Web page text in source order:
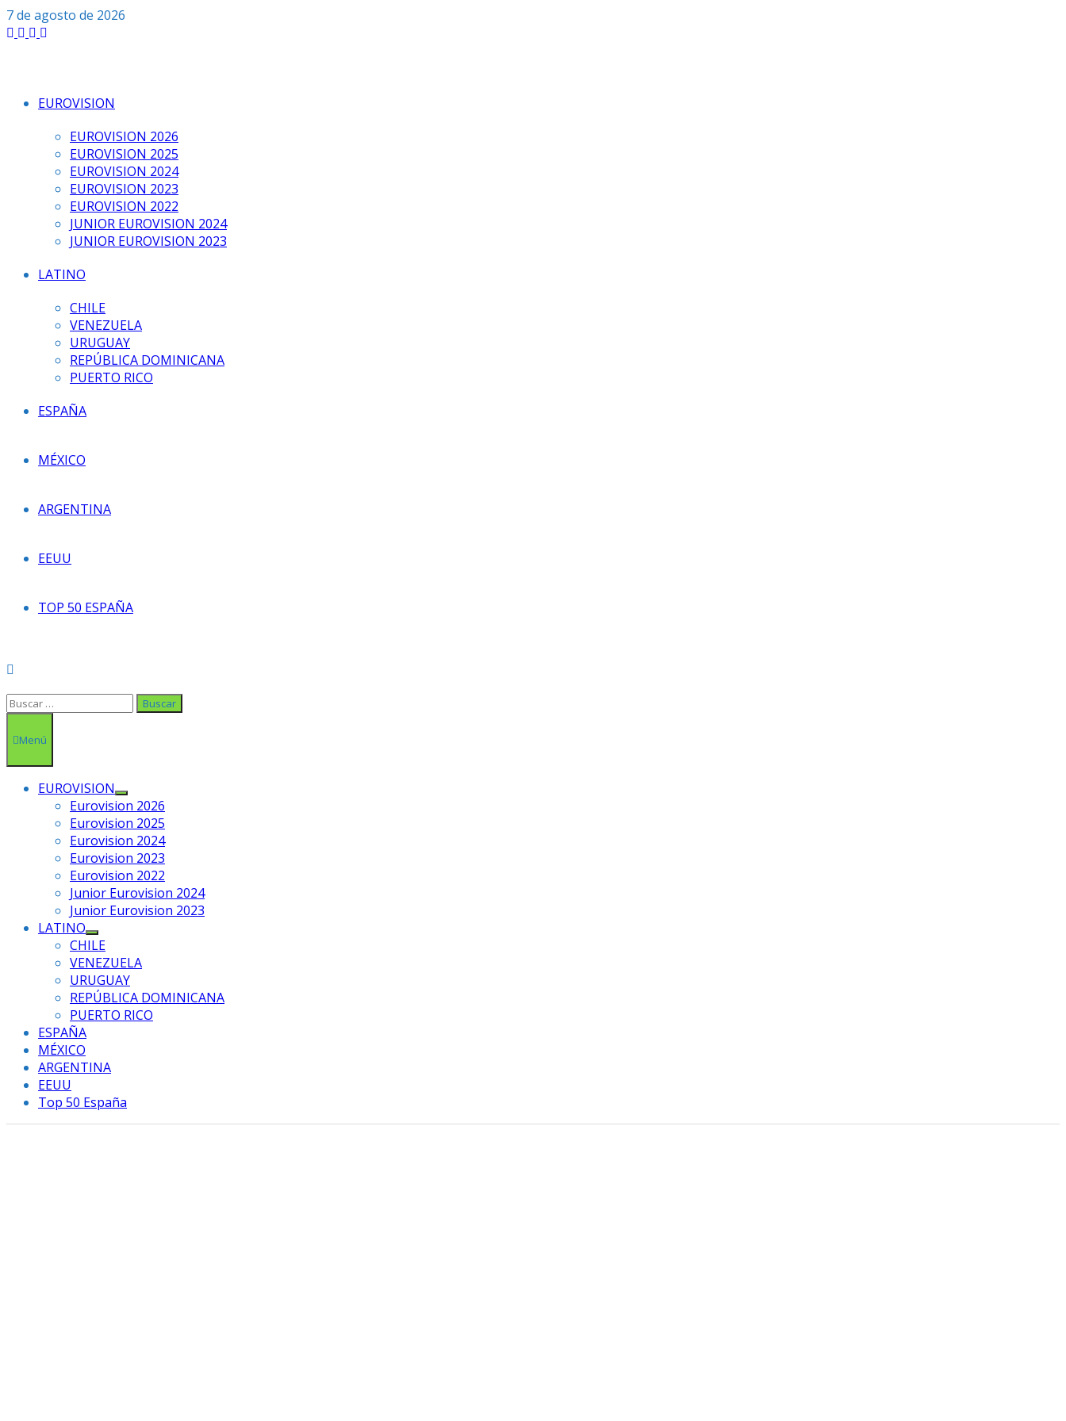
Saltar
al
7 de agosto de 2026
EUROVISION
EUROVISION 2026
EUROVISION 2025
EUROVISION 2024
EUROVISION 2023
EUROVISION 2022
JUNIOR EUROVISION 2024
JUNIOR EUROVISION 2023
LATINO
CHILE
VENEZUELA
URUGUAY
REPÚBLICA DOMINICANA
PUERTO RICO
ESPAÑA
MÉXICO
ARGENTINA
EEUU
TOP 50 ESPAÑA
Buscar:
Menú
EUROVISION
Mostrar
el
submenú
Eurovision 2026
Eurovision 2025
Eurovision 2024
Eurovision 2023
Eurovision 2022
Junior Eurovision 2024
Junior Eurovision 2023
LATINO
Mostrar
el
submenú
CHILE
VENEZUELA
URUGUAY
REPÚBLICA DOMINICANA
PUERTO RICO
ESPAÑA
MÉXICO
ARGENTINA
EEUU
Top 50 España